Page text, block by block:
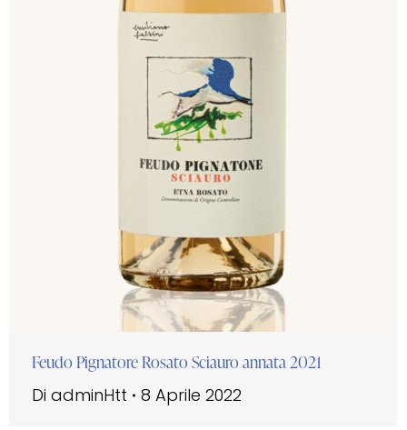
Feudo Pignatore Rosato Sciauro annata 2021
Di adminHtt 8 Aprile 2022